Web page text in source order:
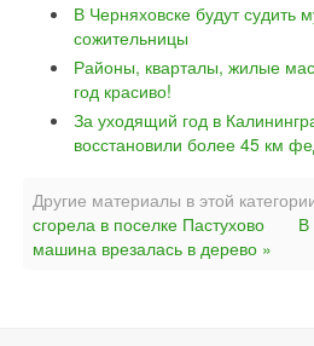
В Черняховске будут судить
сожительницы
Районы, кварталы, жилые
год красиво!
За уходящий год в
восстановили более 45 км
Другие материалы в этой
сгорела в поселке Пастухово
В
машина врезалась в дерево »